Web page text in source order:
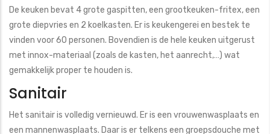
De keuken bevat 4 grote gaspitten, een grootkeuken-fritex, een
grote diepvries en 2 koelkasten. Er is keukengerei en bestek te
vinden voor 60 personen. Bovendien is de hele keuken uitgerust
met innox-materiaal (zoals de kasten, het aanrecht,…) wat
gemakkelijk proper te houden is.
Sanitair
Het sanitair is volledig vernieuwd. Er is een vrouwenwasplaats en
een mannenwasplaats. Daar is er telkens een groepsdouche met